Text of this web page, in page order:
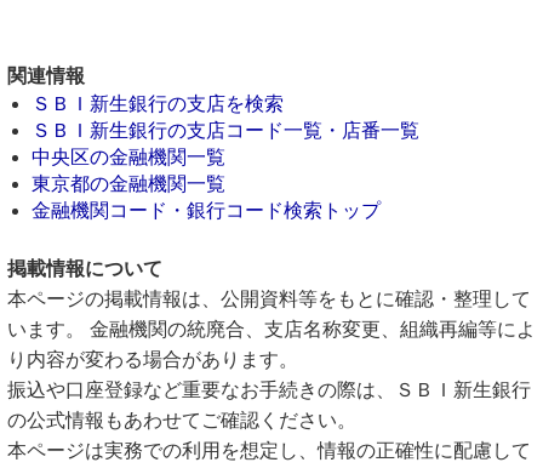
関連情報
ＳＢＩ新生銀行の支店を検索
ＳＢＩ新生銀行の支店コード一覧・店番一覧
中央区の金融機関一覧
東京都の金融機関一覧
金融機関コード・銀行コード検索トップ
掲載情報について
本ページの掲載情報は、公開資料等をもとに確認・整理して
います。 金融機関の統廃合、支店名称変更、組織再編等によ
り内容が変わる場合があります。
振込や口座登録など重要なお手続きの際は、ＳＢＩ新生銀行
の公式情報もあわせてご確認ください。
本ページは実務での利用を想定し、情報の正確性に配慮して